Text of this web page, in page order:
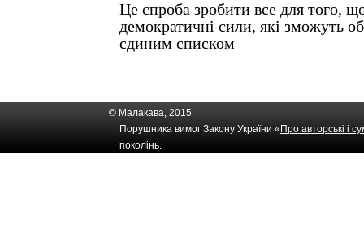
Це спроба зробити все для того,
демократичні сили, які зможуть
єдиним списком
© Малакава, 2015
Порушника вимог Закону України « Про авторські і
поколінь.